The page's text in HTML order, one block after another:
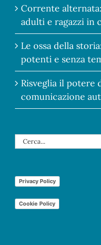
Corrente
adulti e ragazzi in
Le ossa della
potenti e senza
Risveglia il potere
comunicazione
Cerca
Privacy Policy
Cookie Policy